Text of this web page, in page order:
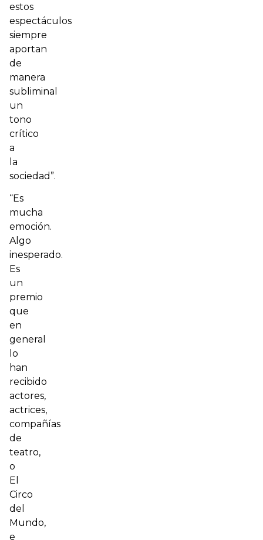
estos
espectáculos
siempre
aportan
de
manera
subliminal
un
tono
crítico
a
la
sociedad”.
“Es
mucha
emoción.
Algo
inesperado.
Es
un
premio
que
en
general
lo
han
recibido
actores,
actrices,
compañías
de
teatro,
o
El
Circo
del
Mundo,
e